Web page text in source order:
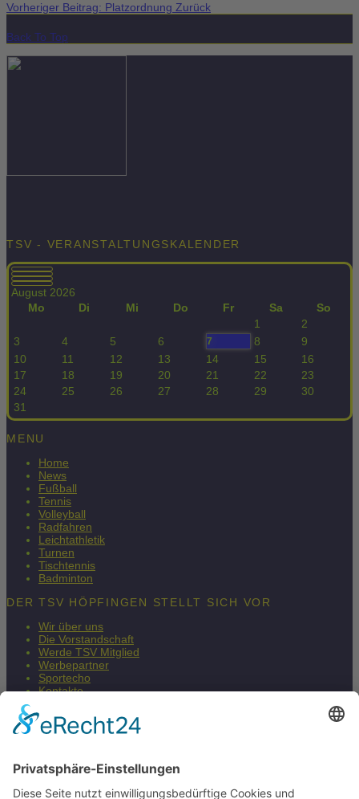
Vorheriger Beitrag: Platzordnung Zurück
Back To Top
TSV - VERANSTALTUNGSKALENDER
August 2026
Mo
Di Mi Do Fr Sa
So
1
2
3
4 5 6 7 8
9
10
11 12 13 14 15
16
17
18 19 20 21 22
23
24
25 26 27 28 29
30
31
MENU
Home
News
Fußball
Tennis
Volleyball
Radfahren
Leichtathletik
Turnen
Tischtennis
Badminton
DER TSV HÖPFINGEN STELLT SICH VOR
Wir über uns
Die Vorstandschaft
Werde TSV Mitglied
Werbepartner
Sportecho
Kontakte
Datenschutzerklärung
Barrierefreiheitserklärung
Fair & Regional